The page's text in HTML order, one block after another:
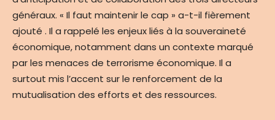
généraux. « Il faut maintenir le cap » a-t-il fièrement
ajouté . Il a rappelé les enjeux liés à la souveraineté
économique, notamment dans un contexte marqué
par les menaces de terrorisme économique. Il a
surtout mis l’accent sur le renforcement de la
mutualisation des efforts et des ressources.